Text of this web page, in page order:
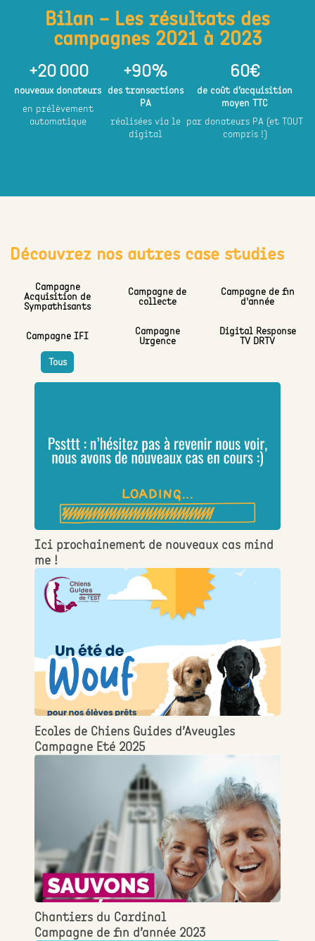
Bilan – Les résultats des
campagnes 2021 à 2023
+20 000
nouveaux donateurs
en prélèvement
automatique
+90%
des transactions
PA
réalisées via le
digital
60€
de coût d’acquisition
moyen TTC
par donateurs PA (et TOUT
compris !)
Découvrez nos autres case studies
Campagne
Acquisition de
Sympathisants
Campagne de
collecte
Campagne de fin
d'année
Campagne IFI
Campagne
Urgence
Digital Response
TV DRTV
Tous
Ici prochainement de nouveaux cas mind
me !
Ecoles de Chiens Guides d’Aveugles
Campagne Eté 2025
Chantiers du Cardinal
Campagne de fin d’année 2023